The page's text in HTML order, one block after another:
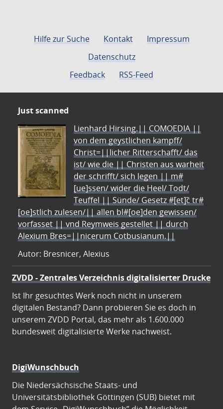
Hilfe zur Suche Kontakt
Impressum
Datenschutz
Feedback
RSS-Feed
Just scanned
Lienhard Hirsing.|| COMOEDIA ||
von dem geystlichen kampff/
Christ=||licher Ritterschafft/ das
ist/ wie die || Christen aus warheit
der schrifft/ sich legen || m#
[ue]ssen/ wider die Heel/ Todt/
Teuffel || Sünde/ Gesetz #[et]c̃ tr#
[oe]stlich zulesen/|| allen bl#[oe]den gewissen/
vorfasset || vnd Reymweis gestellet || durch
Alexium Bres=||nicerum Cotbusianum.||
Autor: Bresnicer, Alexius
ZVDD - Zentrales Verzeichnis digitalisierter Drucke
Ist Ihr gesuchtes Werk noch nicht in unserem
digitalen Bestand? Dann probieren Sie es doch in
unserem ZVDD Portal, das mehr als 1.600.000
bundesweit digitalisierte Werke nachweist.
DigiWunschbuch
Die Niedersächsische Staats- und
Universitätsbibliothek Göttingen (SUB) bietet mit